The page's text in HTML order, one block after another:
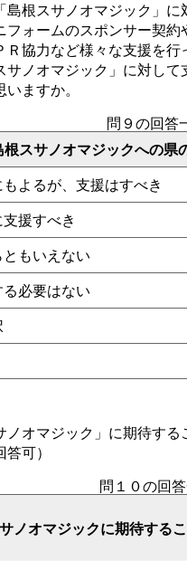
島根スサノオマジック」に
フォームのスポンサー契約
Ｒ協力など様々な支援を行
サノオマジック」に対して
ますか。
根スサノオマジックへの県
問９の回答
よるが、支援はすべき
援すべき
ともいえない
必要はない
ノオマジック」に期待する
可）
ノオマジックに期待する
問１０の回